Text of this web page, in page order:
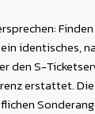
identisches,
den S-
erstattet.